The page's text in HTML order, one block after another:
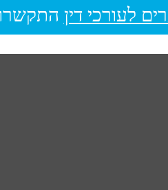
לעורכי דין